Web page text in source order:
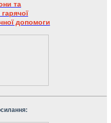
та
допомоги